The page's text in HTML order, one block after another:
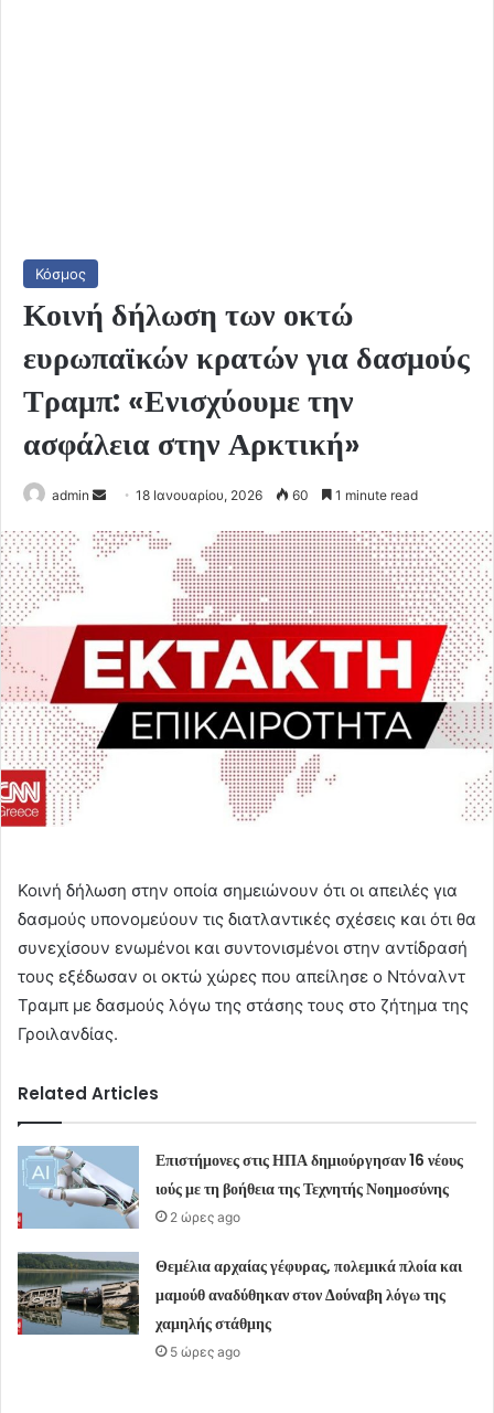
Κόσμος
Κοινή δήλωση των οκτώ
ευρωπαϊκών κρατών για δασμούς
Τραμπ: «Ενισχύουμε την
ασφάλεια στην Αρκτική»
admin
Send
email
18 Ιανουαρίου, 2026 60 1 minute read
Κοινή δήλωση στην οποία σημειώνουν ότι οι απειλές για
δασμούς υπονομεύουν τις διατλαντικές σχέσεις και ότι θα
συνεχίσουν ενωμένοι και συντονισμένοι στην αντίδρασή
τους εξέδωσαν οι οκτώ χώρες που απείλησε ο Ντόναλντ
Τραμπ με δασμούς λόγω της στάσης τους στο ζήτημα της
Γροιλανδίας.
Related Articles
Επιστήμονες στις ΗΠΑ δημιούργησαν 16 νέους
ιούς με τη βοήθεια της Τεχνητής Νοημοσύνης
2 ώρες ago
Θεμέλια αρχαίας γέφυρας, πολεμικά πλοία και
μαμούθ αναδύθηκαν στον Δούναβη λόγω της
χαμηλής στάθμης
5 ώρες ago